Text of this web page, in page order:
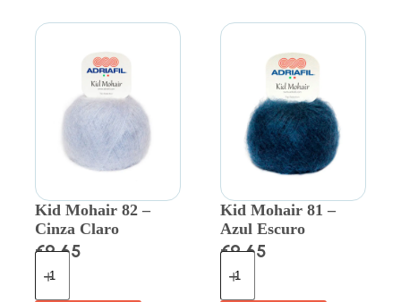
Kid Mohair 82 –
Cinza Claro
€9.65
Kid Mohair 81 –
Azul Escuro
€9.65